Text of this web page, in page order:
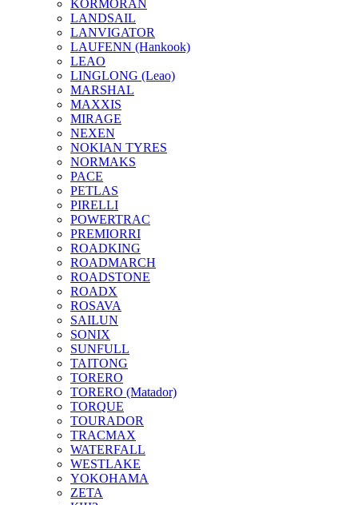
KORMORAN
LANDSAIL
LANVIGATOR
LAUFENN (Hankook)
LEAO
LINGLONG (Leao)
MARSHAL
MAXXIS
MIRAGE
NEXEN
NOKIAN TYRES
NORMAKS
PACE
PETLAS
PIRELLI
POWERTRAC
PREMIORRI
ROADKING
ROADMARCH
ROADSTONE
ROADX
ROSAVA
SAILUN
SONIX
SUNFULL
TAITONG
TORERO
TORERO (Matador)
TORQUE
TOURADOR
TRACMAX
WATERFALL
WESTLAKE
YOKOHAMA
ZETA